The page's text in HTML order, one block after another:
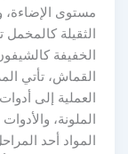
مستوى الإضاءة،
الثقيلة كالمخمل
الخفيفة كالشيفون
القماش، تأتي
العملية إلى أدوات
الملونة،
المواد أحد المراحل